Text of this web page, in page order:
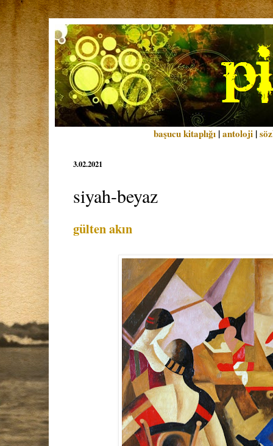
başucu kitaplığı |antoloji |
3.02.2021
siyah-beyaz
gülten akın